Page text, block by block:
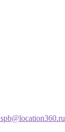
spb@location360.ru